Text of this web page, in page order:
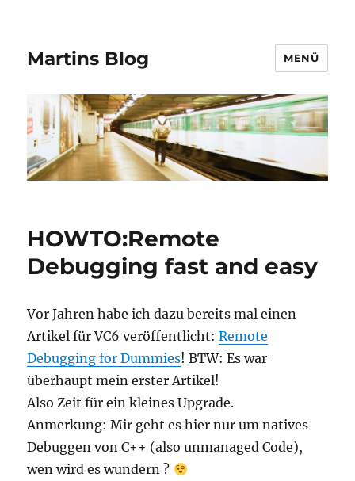
Martins Blog MENÜ
HOWTO:Remote
Debugging fast and easy
Vor Jahren habe ich dazu bereits mal einen
Artikel für VC6 veröffentlicht:Remote
Debugging for Dummies! BTW: Es war
überhaupt mein erster Artikel!
Also Zeit für ein kleines Upgrade.
Anmerkung: Mir geht es hier nur um natives
Debuggen von C++ (also unmanaged Code),
wen wird es wundern ?